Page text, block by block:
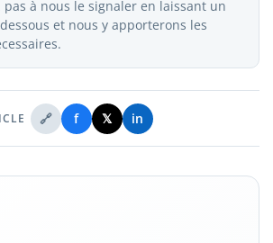
; il est donc conseillé de
de la mairie compétente avant
à nous le signaler en laissant un
et nous y apporterons les
🔗 f 𝕏 in